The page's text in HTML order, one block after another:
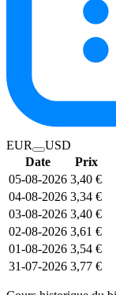
EUR
USD
Date
Prix
05-08-2026 3,40 €
04-08-2026 3,34 €
03-08-2026 3,40 €
02-08-2026 3,61 €
01-08-2026 3,54 €
31-07-2026 3,77 €